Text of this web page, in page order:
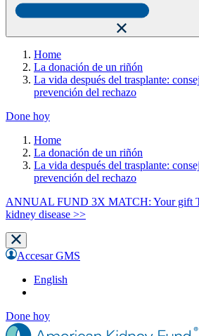
Home
La donación de un riñón
La vida después del trasplante:
prevención del rechazo
Done hoy
Home
La donación de un riñón
La vida después del trasplante:
prevención del rechazo
ANNUAL FUND 3X MATCH: Your gift
kidney disease >>
Accesar GMS
English
Done hoy